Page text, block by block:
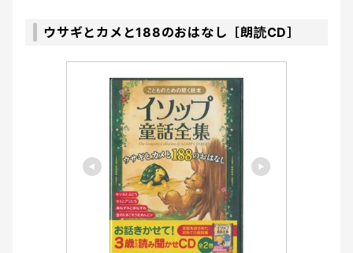
ウサギとカメと188のおはなし［朗読CD］